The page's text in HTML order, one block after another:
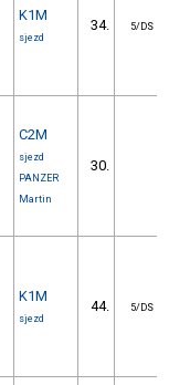
K1M
sjezd
34. 5/DS
C2M
sjezd
PANZER
Martin
30.
K1M
sjezd
44. 5/DS